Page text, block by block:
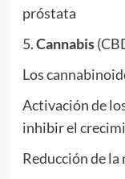
próstata
5.Cannabis
Los
Activación de
inhibir el
Reducción de la